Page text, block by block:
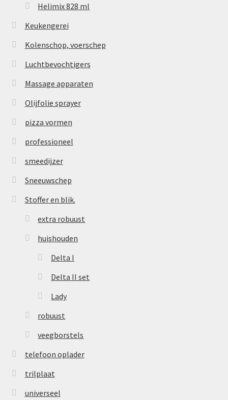
Helimix 828 ml
Keukengerei
Kolenschop, voerschep
Luchtbevochtigers
Massage apparaten
Olijfolie sprayer
pizza vormen
professioneel
smeedijzer
Sneeuwschep
Stoffer en blik.
extra robuust
huishouden
Delta I
Delta II set
Lady
robuust
veegborstels
telefoon oplader
trilplaat
universeel